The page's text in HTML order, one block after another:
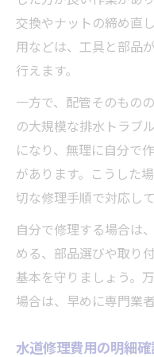
交換やナットの締め直
用などは、工具と部品
行えます。
一方で、配管そのもの
の大規模な排水トラブ
になり、無理に自分で
があります。こうした
切な修理手順で対応し
自分で修理する場合は
める、部品選びや取り
基本を守りましょう。
場合は、早めに専門業
水道修理費用の明細